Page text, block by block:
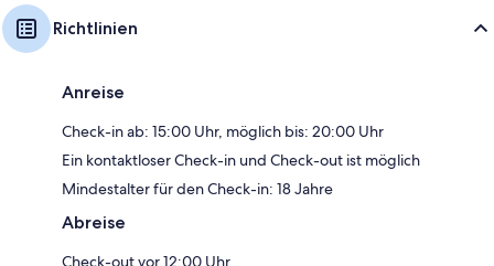
Richtlinien
Anreise
Check-in ab: 15:00 Uhr, möglich bis: 20:00 Uhr
Ein kontaktloser Check-in und Check-out ist möglich
Mindestalter für den Check-in: 18 Jahre
Abreise
Check-out vor 12:00 Uhr